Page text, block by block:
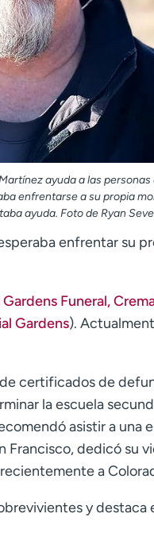
ayuda a las
enfrentarse a su propia
ayuda. Foto de Ryan
enfrentar su
Funeral,
Gardens).
certificados de
la escuela
asistir a una
dedicó su
a
y destaca